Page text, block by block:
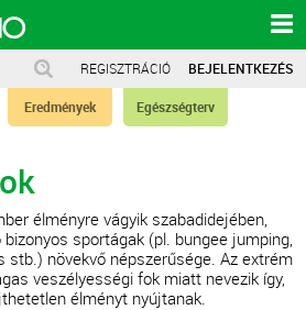
REGISZTRÁCIÓ BEJELENTKEZÉS
Eredmények Egészségterv
élményre vágyik szabadidejében,
sportágak (pl. bungee jumping,
stb.) növekvő népszerűsége. Az extrém
veszélyességi fok miatt nevezik így,
élményt nyújtanak.